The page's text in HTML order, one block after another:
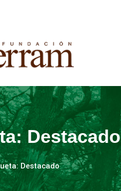
Destacado
Destacado